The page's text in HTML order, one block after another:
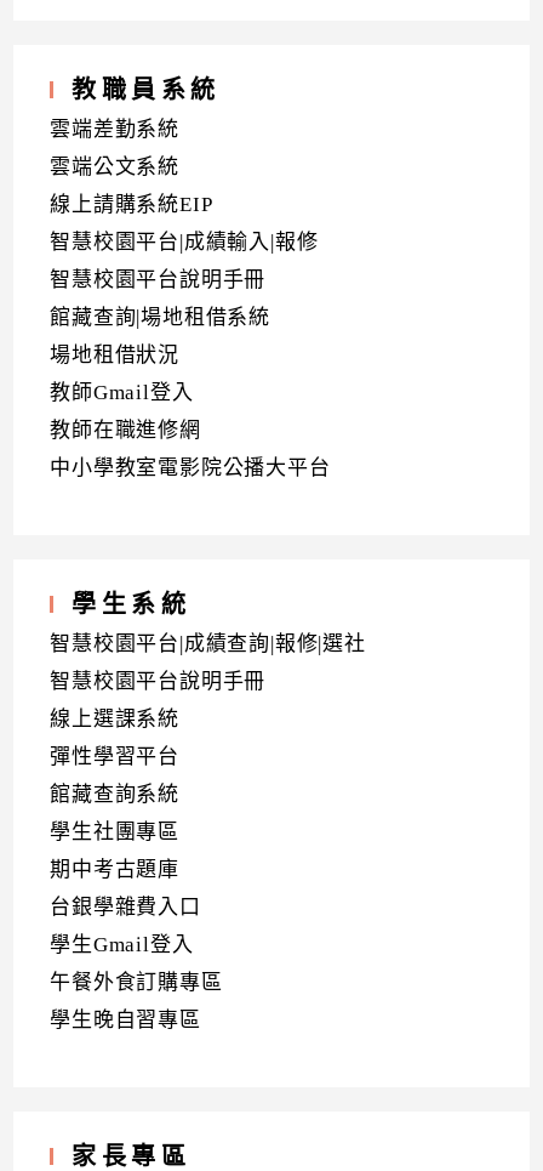
教職員系統
雲端差勤系統
雲端公文系統
線上請購系統EIP
智慧校園平台|成績輸入|報修
智慧校園平台說明手冊
館藏查詢|場地租借系統
場地租借狀況
教師Gmail登入
教師在職進修網
中小學教室電影院公播大平台
學生系統
智慧校園平台|成績查詢|報修|選社
智慧校園平台說明手冊
線上選課系統
彈性學習平台
館藏查詢系統
學生社團專區
期中考古題庫
台銀學雜費入口
學生Gmail登入
午餐外食訂購專區
學生晚自習專區
家長專區